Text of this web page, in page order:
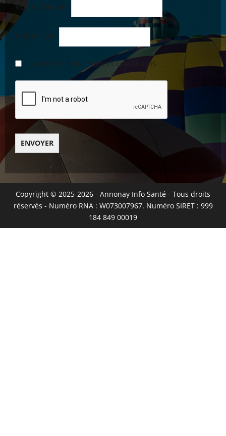
Votre Prénom
Votre Nom
-- J'accepte les termes et conditions